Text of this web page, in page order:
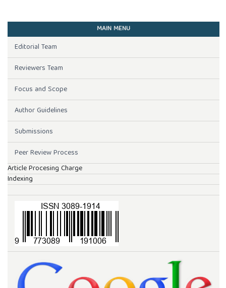
MAIN MENU
Editorial Team
Reviewers Team
Focus and Scope
Author Guidelines
Submissions
Peer Review Process
Article Procesing Charge
Indexing